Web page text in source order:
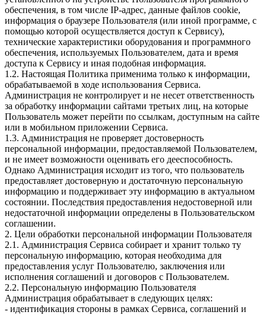
обеспечения, в том числе IP-адрес, данные файлов cookie,
информация о браузере Пользователя (или иной программе, с
помощью которой осуществляется доступ к Сервису),
технические характеристики оборудования и программного
обеспечения, используемых Пользователем, дата и время
доступа к Сервису и иная подобная информация.
1.2. Настоящая Политика применима только к информации,
обрабатываемой в ходе использования Сервиса.
Администрация не контролирует и не несет ответственность
за обработку информации сайтами третьих лиц, на которые
Пользователь может перейти по ссылкам, доступным на сайте
или в мобильном приложении Сервиса.
1.3. Администрация не проверяет достоверность
персональной информации, предоставляемой Пользователем,
и не имеет возможности оценивать его дееспособность.
Однако Администрация исходит из того, что пользователь
предоставляет достоверную и достаточную персональную
информацию и поддерживает эту информацию в актуальном
состоянии. Последствия предоставления недостоверной или
недостаточной информации определены в Пользовательском
соглашении.
2. Цели обработки персональной информации Пользователя
2.1. Администрация Сервиса собирает и хранит только ту
персональную информацию, которая необходима для
предоставления услуг Пользователю, заключения или
исполнения соглашений и договоров с Пользователем.
2.2. Персональную информацию Пользователя
Администрация обрабатывает в следующих целях:
- идентификация стороны в рамках Сервиса, соглашений и